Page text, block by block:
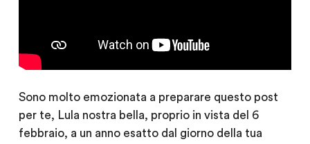
Sono molto emozionata a preparare questo post
per te, Lula nostra bella, proprio in vista del 6
febbraio, a un anno esatto dal giorno della tua